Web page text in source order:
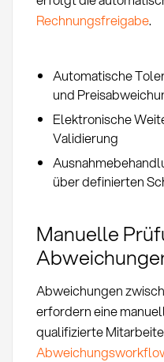
Rechnungsfreigabe.
Automatische
und
Elektronische
Validierung
über definierten
Manuelle
Abweichungen
erfordern eine
qualifizierte